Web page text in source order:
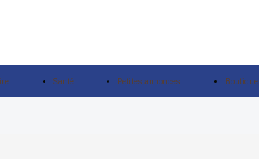
Santé Petites annonces Boutique